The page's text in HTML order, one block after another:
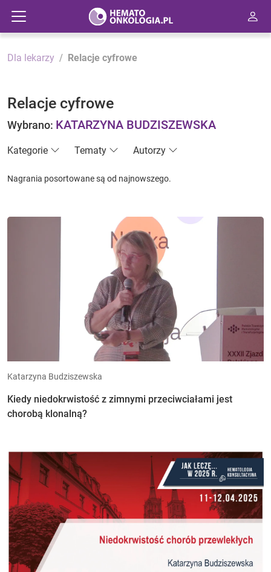
Dla lekarzy Relacje cyfrowe
Relacje cyfrowe
Wybrano: KATARZYNA BUDZISZEWSKA
Kategorie Tematy Autorzy
Nagrania posortowane są od najnowszego.
Katarzyna Budziszewska
Kiedy niedokrwistość z zimnymi przeciwciałami jest
chorobą klonalną?